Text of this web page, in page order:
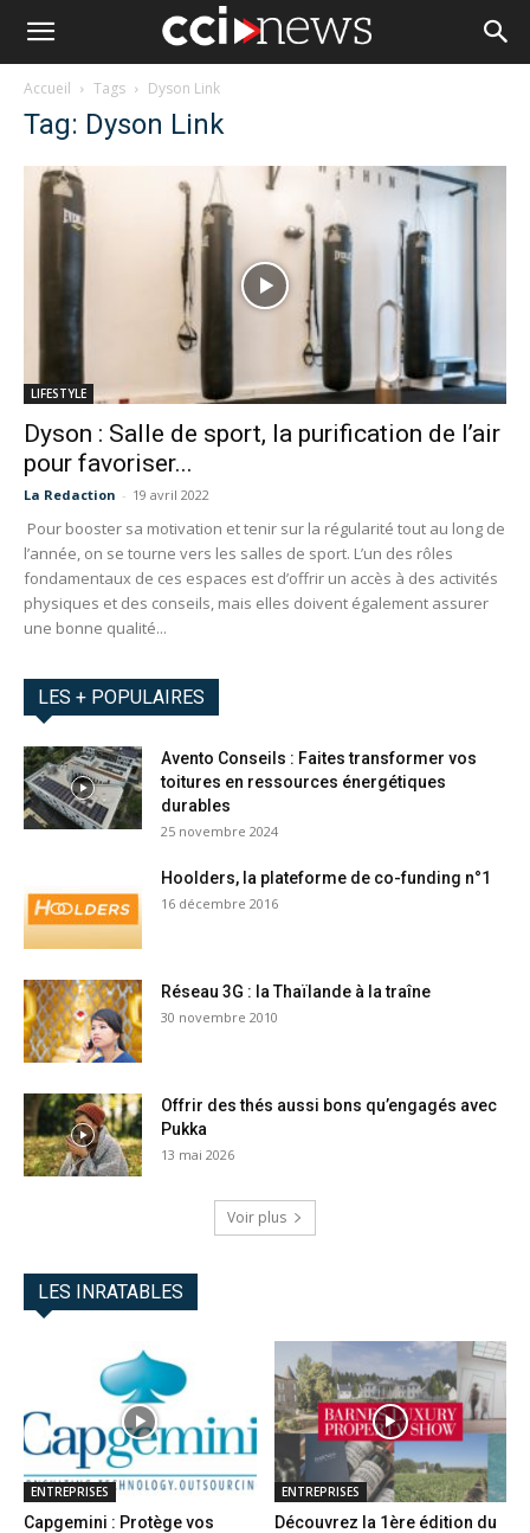
Accueil Tags Dyson Link
Tag: Dyson Link
LIFESTYLE
Dyson : Salle de sport, la purification de l’air
pour favoriser...
La Redaction - 19 avril 2022
Pour booster sa motivation et tenir sur la régularité tout au long de
l’année, on se tourne vers les salles de sport. L’un des rôles
fondamentaux de ces espaces est d’offrir un accès à des activités
physiques et des conseils, mais elles doivent également assurer
une bonne qualité...
LES + POPULAIRES
Avento Conseils : Faites transformer vos
toitures en ressources énergétiques
durables
25 novembre 2024
Hoolders, la plateforme de co-funding n°1
16 décembre 2016
Réseau 3G : la Thaïlande à la traîne
30 novembre 2010
Offrir des thés aussi bons qu’engagés avec
Pukka
13 mai 2026
Voir plus
LES INRATABLES
ENTREPRISES
Capgemini : Protège vos
ENTREPRISES
Découvrez la 1ère édition du